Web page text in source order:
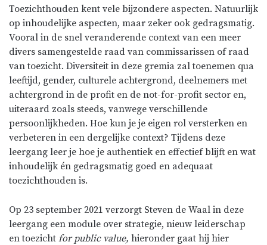
Toezichthouden kent vele bijzondere aspecten. Natuurlijk
op inhoudelijke aspecten, maar zeker ook gedragsmatig.
Vooral in de snel veranderende context van een meer
divers samengestelde raad van commissarissen of raad
van toezicht. Diversiteit in deze gremia zal toenemen qua
leeftijd, gender, culturele achtergrond, deelnemers met
achtergrond in de profit en de not-for-profit sector en,
uiteraard zoals steeds, vanwege verschillende
persoonlijkheden. Hoe kun je je eigen rol versterken en
verbeteren in een dergelijke context? Tijdens deze
leergang leer je hoe je authentiek en effectief blijft en wat
inhoudelijk én gedragsmatig goed en adequaat
toezichthouden is.
Op 23 september 2021 verzorgt Steven de Waal in deze
leergang een module over strategie, nieuw leiderschap
en toezicht for public value, hieronder gaat hij hier